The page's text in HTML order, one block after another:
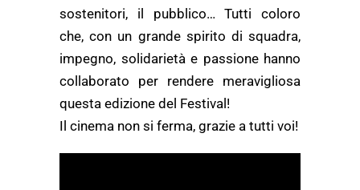
sostenitori, il pubblico… Tutti coloro
che, con un grande spirito di squadra,
impegno, solidarietà e passione hanno
collaborato per rendere meravigliosa
questa edizione del Festival!
Il cinema non si ferma, grazie a tutti voi!